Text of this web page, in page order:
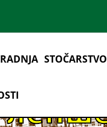
STOČARSTVO